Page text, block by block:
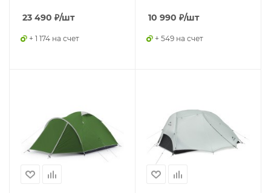
23 490 ₽/шт
+ 1 174 на счет
10 990 ₽/шт
+ 549 на счет